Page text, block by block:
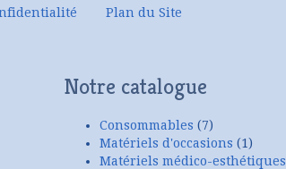
Plan du Site
Notre catalogue
Consommables (7)
Matériels d'occasions (1)
Matériels médico-esthétiques